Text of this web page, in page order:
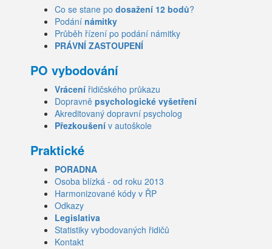
Co se stane po dosažení 12 bodů?
Podání námitky
Průběh řízení po podání námitky
PRÁVNÍ ZASTOUPENÍ
PO vybodování
Vrácení řidičského průkazu
Dopravně psychologické vyšetření
Akreditovaný dopravní psycholog
Přezkoušení v autoškole
Praktické
PORADNA
Osoba blízká - od roku 2013
Harmonizované kódy v ŘP
Odkazy
Legislativa
Statistiky vybodovaných řidičů
Kontakt